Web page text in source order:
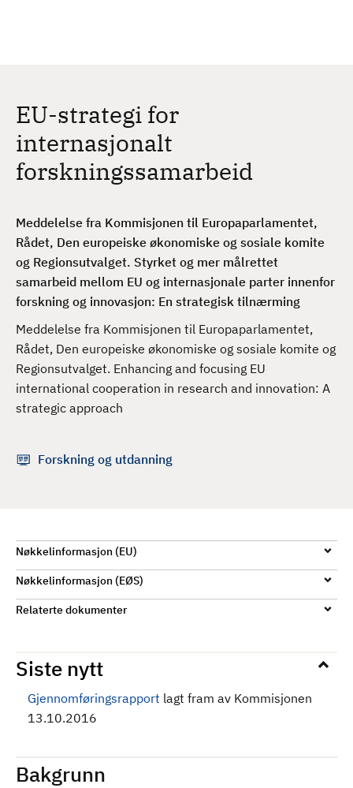
EU-strategi for
internasjonalt
forskningssamarbeid
Meddelelse fra Kommisjonen til Europaparlamentet,
Rådet, Den europeiske økonomiske og sosiale komite
og Regionsutvalget. Styrket og mer målrettet
samarbeid mellom EU og internasjonale parter innenfor
forskning og innovasjon: En strategisk tilnærming
Meddelelse fra Kommisjonen til Europaparlamentet,
Rådet, Den europeiske økonomiske og sosiale komite og
Regionsutvalget. Enhancing and focusing EU
international cooperation in research and innovation: A
strategic approach
Forskning og utdanning
Nøkkelinformasjon (EU)
Nøkkelinformasjon (EØS)
Relaterte dokumenter
Siste nytt
Gjennomføringsrapport lagt fram av Kommisjonen
13.10.2016
Bakgrunn